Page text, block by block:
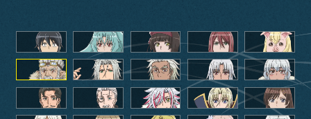
Character
Music
Staff&Cast